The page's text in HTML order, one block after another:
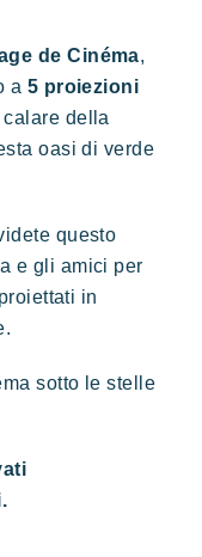
Pampelonne.
de Cinéma,
a 5 proiezioni
calare della
oasi di verde
questo
e gli amici per
in
sotto le stelle